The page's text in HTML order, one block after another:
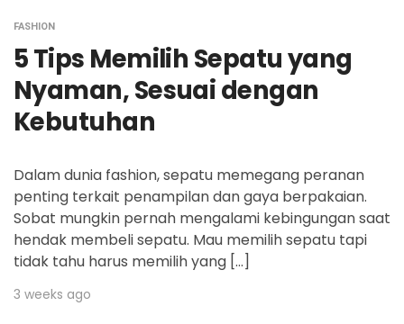
FASHION
5 Tips Memilih Sepatu yang
Nyaman, Sesuai dengan
Kebutuhan
Dalam dunia fashion, sepatu memegang peranan
penting terkait penampilan dan gaya berpakaian.
Sobat mungkin pernah mengalami kebingungan saat
hendak membeli sepatu. Mau memilih sepatu tapi
tidak tahu harus memilih yang […]
3 weeks ago